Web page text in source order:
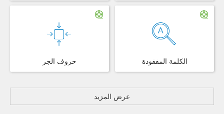
حروف الجر الكلمة المفقودة
عرض المزيد